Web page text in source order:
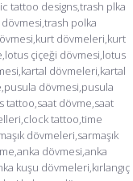
tattoo designs,trash plka
polka
dövmeleri,kurt
çiçeği dövmesi,lotus
dövmeleri,kartal
dövmesi,pusula
dövme,saat
tattoo,time
dövmeleri,sarmaşık
dövmesi,anka
kuşu dövmeleri,kırlangıç